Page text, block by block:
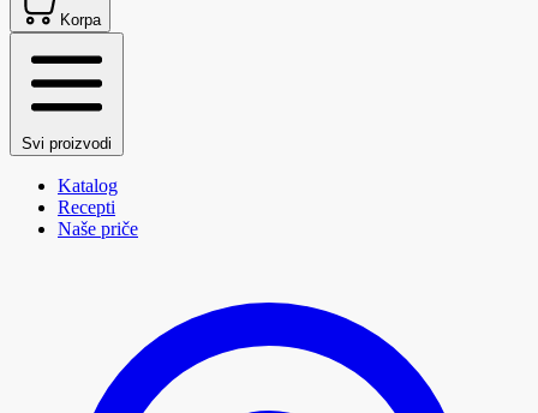
Korpa
Svi proizvodi
Katalog
Recepti
Naše priče